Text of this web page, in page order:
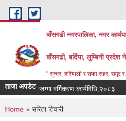
Skip to main content
बाँसगढी नगरपालिका, नगर
बाँसगढी, बर्दिया, लुम्बिनी प्रदेश
" सुन्दर, हरियाली र सफा सहर, समृद्द
ताजा अपडेट
तथा जग्गा बर्गिकरण कार्यविधि,२०८३
You are here
Home » सरिता तिवारी